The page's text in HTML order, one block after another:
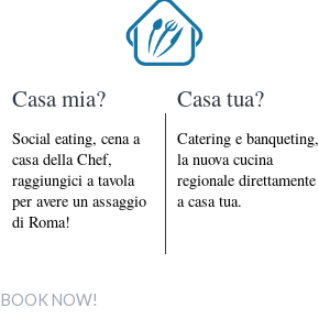
Casa mia?
Social eating, cena a
casa della Chef,
raggiungici a tavola
per avere un assaggio
di Roma!
Casa tua?
Catering e banqueting,
la nuova cucina
regionale direttamente
a casa tua.
BOOK NOW!